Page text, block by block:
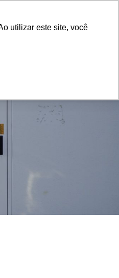
utilizar este site, você